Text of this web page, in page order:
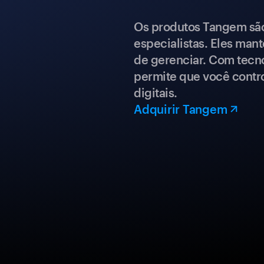
Os produtos Tangem
especialistas. Eles
de gerenciar. Com
permite que você
digitais.
Adquirir Tangem